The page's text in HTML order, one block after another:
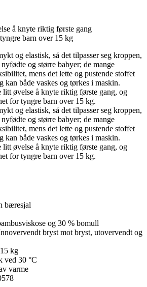
å knyte riktig første gang
barn over 15 kg
og elastisk, så det tilpasser seg kroppen,
og større babyer; de mange
mens det lette og pustende stoffet
kan både vaskes og tørkes i maskin.
øvelse å knyte riktig første gang, og
for tyngre barn over 15 kg.
og elastisk, så det tilpasser seg kroppen,
og større babyer; de mange
mens det lette og pustende stoffet
kan både vaskes og tørkes i maskin.
øvelse å knyte riktig første gang, og
for tyngre barn over 15 kg.
bæresjal
og 30 % bomull
bryst mot bryst, utovervendt og
kg
ved 30 °C
varme